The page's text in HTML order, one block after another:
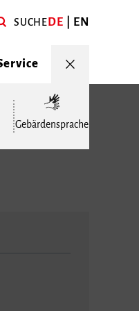
SUCHEDE EN
Gebärdensprache